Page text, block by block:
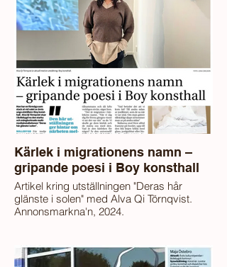
Kärlek i migrationens namn –
gripande poesi i Boy konsthall
Artikel kring utställningen "Deras hår
glänste i solen" med Alva Qi Törnqvist.
Annonsmarkna'n, 2024.